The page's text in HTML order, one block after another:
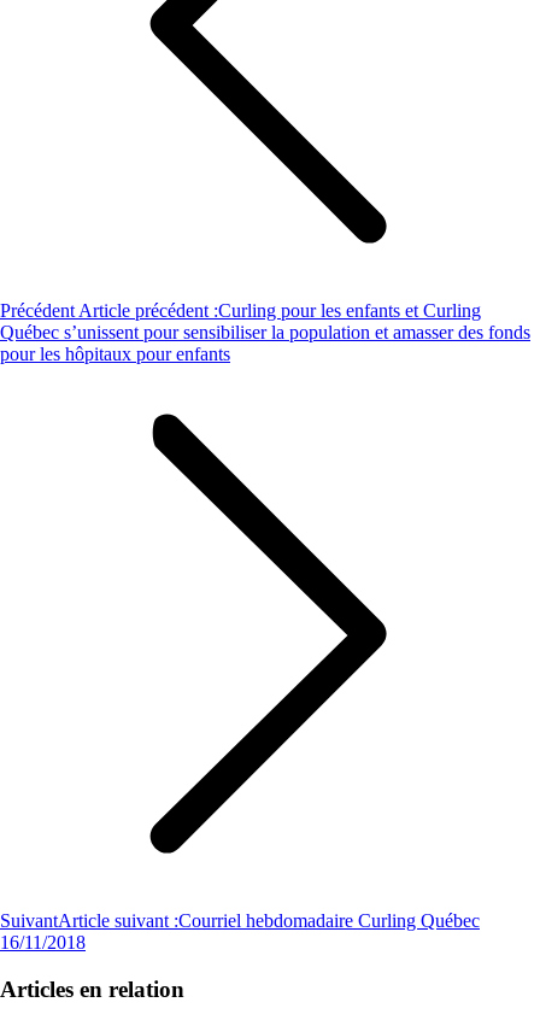
Précédent Article précédent :Curling pour les enfants et Curling
Québec s’unissent pour sensibiliser la population et amasser des fonds
pour les hôpitaux pour enfants
SuivantArticle suivant :Courriel hebdomadaire Curling Québec
16/11/2018
Articles en relation